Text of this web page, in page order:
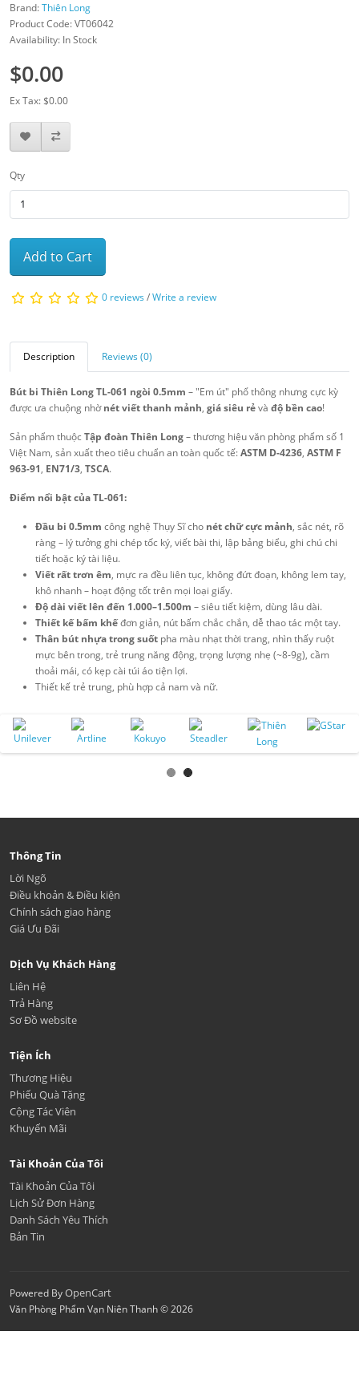
Brand:Thiên Long
Product Code: VT06042
Availability: In Stock
$0.00
Ex Tax: $0.00
Qty
Add to Cart
0 reviews/Write a review
Description Reviews (0)
Bút bi Thiên Long TL-061 ngòi 0.5mm – "Em út" phổ thông nhưng cực kỳ
được ưa chuộng nhờnét viết thanh mảnh, giá siêu rẻvà độ bền cao!
Sản phẩm thuộcTập đoàn Thiên Long– thương hiệu văn phòng phẩm số 1
Việt Nam, sản xuất theo tiêu chuẩn an toàn quốc tế:ASTM D-4236, ASTM F
963-91, EN71/3, TSCA.
Điểm nổi bật của TL-061:
Đầu bi 0.5mm công nghệ Thụy Sĩ cho nét chữ cực mảnh, sắc nét, rõ
ràng – lý tưởng ghi chép tốc ký, viết bài thi, lập bảng biểu, ghi chú chi
tiết hoặc ký tài liệu.
Viết rất trơn êm, mực ra đều liên tục, không đứt đoạn, không lem tay,
khô nhanh – hoạt động tốt trên mọi loại giấy.
Độ dài viết lên đến 1.000–1.500m – siêu tiết kiệm, dùng lâu dài.
Thiết kế bấm khếđơn giản, nút bấm chắc chắn, dễ thao tác một tay.
Thân bút nhựa trong suốt pha màu nhạt thời trang, nhìn thấy ruột
mực bên trong, trẻ trung năng động, trọng lượng nhẹ (~8-9g), cầm
thoải mái, có kẹp cài túi áo tiện lợi.
Thiết kế trẻ trung, phù hợp cả nam và nữ.
Thông Tin
Lời Ngõ
Điều khoản & Điều kiện
Chính sách giao hàng
Giá Ưu Đãi
Dịch Vụ Khách Hàng
Liên Hệ
Trả Hàng
Sơ Đồ website
Tiện Ích
Thương Hiệu
Phiếu Quà Tặng
Cộng Tác Viên
Khuyến Mãi
Tài Khoản Của Tôi
Tài Khoản Của Tôi
Lịch Sử Đơn Hàng
Danh Sách Yêu Thích
Bản Tin
Powered ByOpenCart
Văn Phòng Phẩm Vạn Niên Thanh © 2026